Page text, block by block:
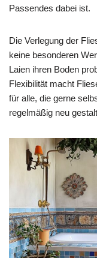
Passendes dabei ist.
Die Verlegung der
keine besonderen
Laien ihren Boden
Flexibilität macht
für alle, die gerne
regelmäßig neu